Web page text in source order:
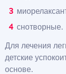
снотворные.
Для лечения
детские
основе.